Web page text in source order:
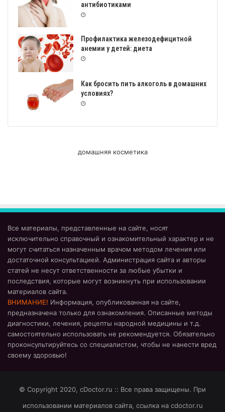
антибиотиками
Профилактика железодефицитной
анемии у детей: диета
Как бросить пить алкоголь в домашних
условиях?
домашняя косметика
Все материалы, представленные на сайте, носят
исключительно справочный и ознакомительный характер и не
могут считаться назначенным врачом методом лечения или
достаточной консультацией. Администрация сайта и авторы
статей не несут ответственности за любые убытки и
последствия, которые могут возникнуть при использовании
материалов сайта.
ВНИМАНИЕ! Информация, опубликованная на сайте,
предназначена только для ознакомления. Описанные методы
диагностики, лечения, рецепты народной медицины и т.д.
самостоятельно использовать не рекомендуется. Обязательно
проконсультируйтесь со специалистом, чтобы не нанести вред
своему здоровью!
© Copyright 2020, cDoctor.ru :: Все права защищены. При
использовании материалов сайта, ссылка на cdoctor.ru